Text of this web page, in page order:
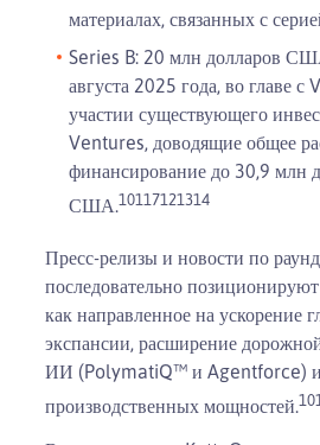
материалах, связанных с
Series B: 20 млн долларов
августа 2025 года, во главе
участии существующего
Ventures, доводящие общее
финансирование до 30,9 млн
США.10117121314
Пресс-релизы и новости по
последовательно
как направленное на ускорение
экспансии, расширение
ИИ (PolymatiQ™ и Agentforce) и
производственных мощностей.10